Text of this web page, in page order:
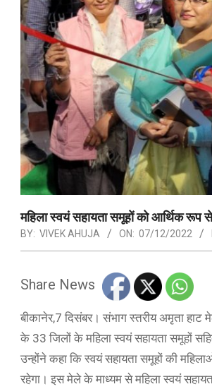
महिला स्वयं सहायता समूहों को आर्थिक रूप
BY: VIVEK AHUJA ON: 07/12/2022
Share News
बीकानेर,7 दिसंबर। संभाग स्तरीय अमृता हाट
के 33 जिलों के महिला स्वयं सहायता समूहों
उन्होंने कहा कि स्वयं सहायता समूहों की
रहेगा। इस मेले के माध्यम से महिला स्वयं सहायता